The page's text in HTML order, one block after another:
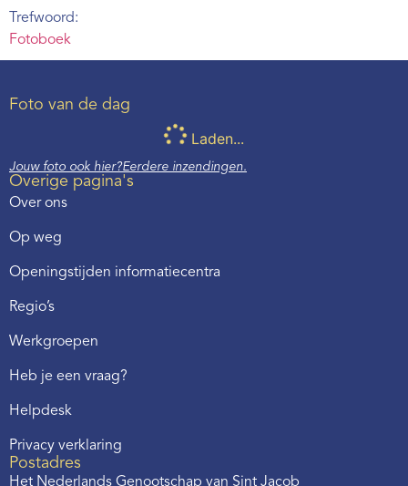
Trefwoord:
Fotoboek
Foto van de dag
Laden...
Jouw foto ook hier?Eerdere inzendingen.
Overige pagina's
Over ons
Op weg
Openingstijden informatiecentra
Regio’s
Werkgroepen
Heb je een vraag?
Helpdesk
Privacy verklaring
Postadres
Het Nederlands Genootschap van Sint Jacob